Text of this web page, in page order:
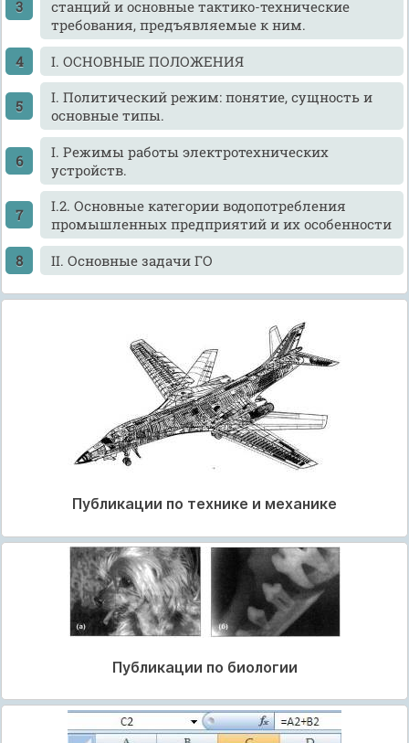
станций и основные тактико-технические
требования, предъявляемые к ним.
I. ОСНОВНЫЕ ПОЛОЖЕНИЯ
I. Политический режим: понятие, сущность и
основные типы.
I. Режимы работы электротехнических
устройств.
I.2. Основные категории водопотребления
промышленных предприятий и их особенности
II. Основные задачи ГО
Публикации по технике и механике
Публикации по биологии